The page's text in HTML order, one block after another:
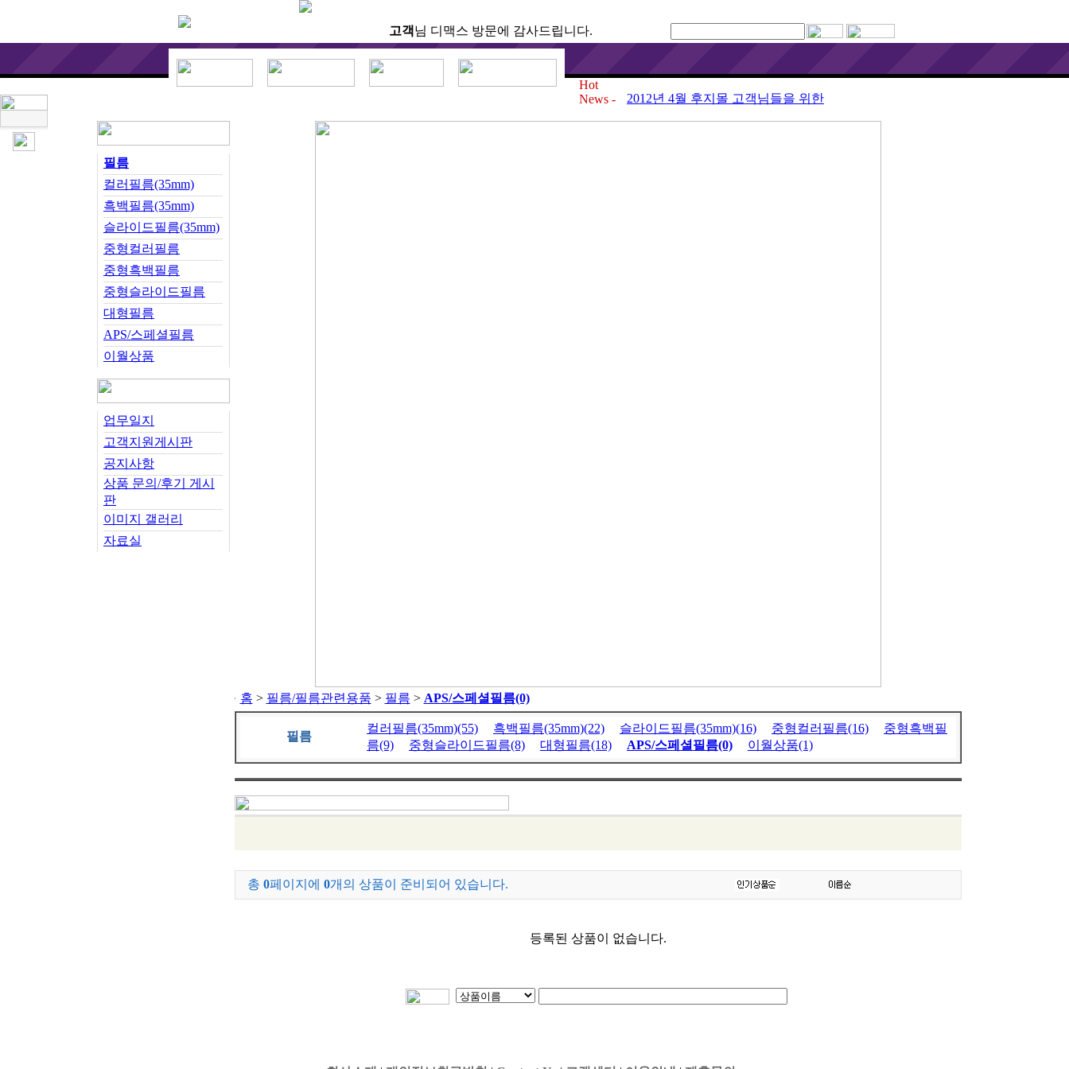
고객님 디맥스 방문에 감사드립니다.
Hot
News -
카드 무이자 행사 ...
2012년 4월 후지몰 고객님들을 위한
필름
컬러필름(35mm)
흑백필름(35mm)
슬라이드필름(35mm)
중형컬러필름
중형흑백필름
중형슬라이드필름
대형필름
APS/스페셜필름
이월상품
업무일지
고객지원게시판
공지사항
상품 문의/후기 게시
판
이미지 갤러리
자료실
홈 > 필름/필름관련용품 > 필름 > APS/스페셜필름(0)
필름
컬러필름(35mm)(55) 흑백필름(35mm)(22) 슬라이드필름(35mm)(16) 중형컬러필름(16)
중형흑백필
름(9)
중형슬라이드필름(8) 대형필름(18) APS/스페셜필름(0) 이월상품(1)
총 0페이지에 0개의 상품이 준비되어 있습니다.
등록된 상품이 없습니다.